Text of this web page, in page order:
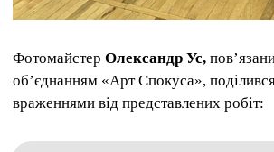
Фотомайстер Олександр Ус,
об’єднанням «Арт Спокуса»,
враженнями від представлених робіт: